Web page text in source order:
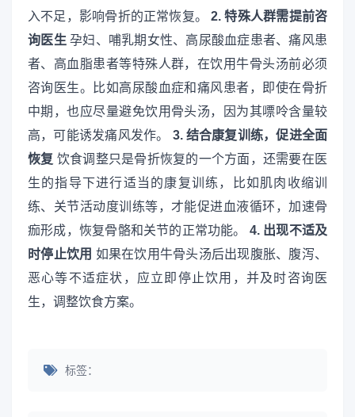
入不足，影响骨折的正常恢复。2. 特殊人群需提前咨
询医生 孕妇、哺乳期女性、高尿酸血症患者、痛风患
者、高血脂患者等特殊人群，在饮用牛骨头汤前必须
咨询医生。比如高尿酸血症和痛风患者，即使在骨折
中期，也应尽量避免饮用骨头汤，因为其嘌呤含量较
高，可能诱发痛风发作。 3. 结合康复训练，促进全面
恢复 饮食调整只是骨折恢复的一个方面，还需要在医
生的指导下进行适当的康复训练，比如肌肉收缩训
练、关节活动度训练等，才能促进血液循环，加速骨
痂形成，恢复骨骼和关节的正常功能。 4. 出现不适及
时停止饮用 如果在饮用牛骨头汤后出现腹胀、腹泻、
恶心等不适症状，应立即停止饮用，并及时咨询医
生，调整饮食方案。
标签：